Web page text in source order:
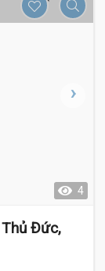
4
Đức,